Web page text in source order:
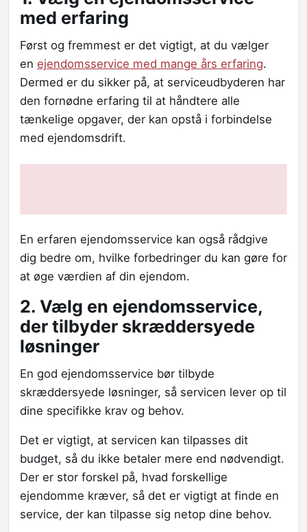
med erfaring
Først og fremmest er det vigtigt, at du vælger
en ejendomsservice med mange års erfaring.
Dermed er du sikker på, at serviceudbyderen har
den fornødne erfaring til at håndtere alle
tænkelige opgaver, der kan opstå i forbindelse
med ejendomsdrift.
En erfaren ejendomsservice kan også rådgive
dig bedre om, hvilke forbedringer du kan gøre for
at øge værdien af din ejendom.
2. Vælg en ejendomsservice,
der tilbyder skræddersyede
løsninger
En god ejendomsservice bør tilbyde
skræddersyede løsninger, så servicen lever op til
dine specifikke krav og behov.
Det er vigtigt, at servicen kan tilpasses dit
budget, så du ikke betaler mere end nødvendigt.
Der er stor forskel på, hvad forskellige
ejendomme kræver, så det er vigtigt at finde en
service, der kan tilpasse sig netop dine behov.